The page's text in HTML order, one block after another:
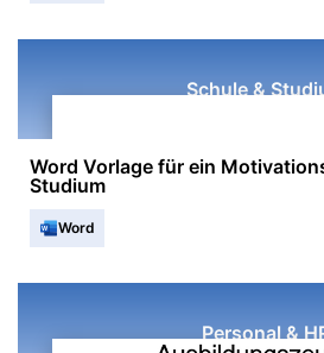
Schule &
Word Vorlage für ein
Studium
Word
Personal &